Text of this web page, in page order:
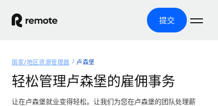
提交
产品
全球招聘
国家/地区资源管理器 卢森堡
轻松管理卢森堡的雇佣事务
让在卢森堡就业变得轻松。让我们为您在卢森堡的团队处理薪